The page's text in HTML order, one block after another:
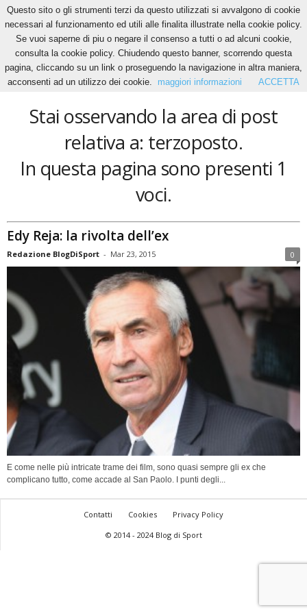
Home Tags Terzoposto
terzoposto
Stai osservando la area di post
relativa a: terzoposto.
In questa pagina sono presenti 1
voci.
Edy Reja: la rivolta dell’ex
Redazione BlogDiSport - Mar 23, 2015 0
E come nelle più intricate trame dei film, sono quasi sempre gli ex che
complicano tutto, come accade al San Paolo. I punti degli...
Contatti Cookies
Privacy Policy
© 2014 - 2024 Blog di Sport
Questo sito o gli strumenti terzi da questo utilizzati si avvalgono di cookie
necessari al funzionamento ed utili alle finalita illustrate nella cookie policy.
Se vuoi saperne di piu o negare il consenso a tutti o ad alcuni cookie,
consulta la cookie policy. Chiudendo questo banner, scorrendo questa
pagina, cliccando su un link o proseguendo la navigazione in altra maniera,
acconsenti ad un utilizzo dei cookie.
maggiori informazioni ACCETTA